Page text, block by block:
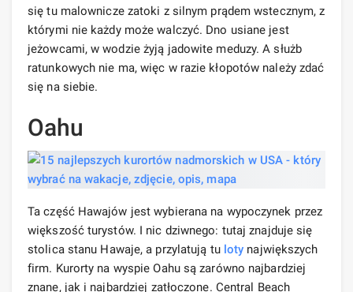
się tu malownicze zatoki z silnym prądem wstecznym, z
którymi nie każdy może walczyć. Dno usiane jest
jeżowcami, w wodzie żyją jadowite meduzy. A służb
ratunkowych nie ma, więc w razie kłopotów należy zdać
się na siebie.
Oahu
Ta część Hawajów jest wybierana na wypoczynek przez
większość turystów. I nic dziwnego: tutaj znajduje się
stolica stanu Hawaje, a przylatują tu loty największych
firm. Kurorty na wyspie Oahu są zarówno najbardziej
znane, jak i najbardziej zatłoczone. Central Beach